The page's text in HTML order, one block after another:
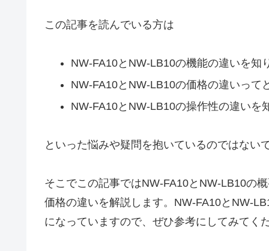
この記事を読んでいる方は
NW-FA10とNW-LB10の機能の違いを知
NW-FA10とNW-LB10の価格の違いって
NW-FA10とNW-LB10の操作性の違いを
といった悩みや疑問を抱いているのではない
そこでこの記事ではNW-FA10とNW-LB10の
価格の違いを解説します。NW-FA10とNW-
になっていますので、ぜひ参考にしてみてく